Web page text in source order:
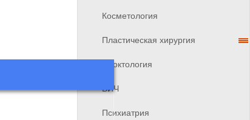
Косметология
Пластическая хирургия
Проктология
ВИЧ
Психиатрия